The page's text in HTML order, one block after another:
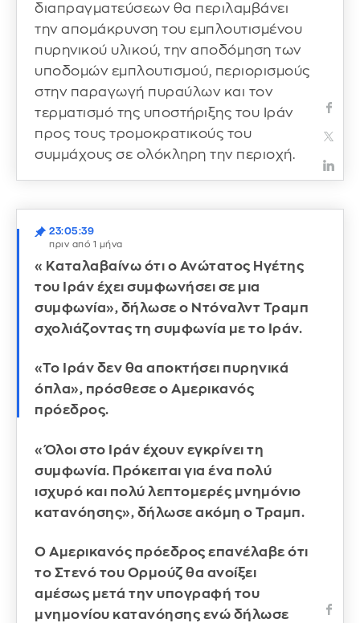
διαπραγματεύσεων θα περιλαμβάνει
την απομάκρυνση του εμπλουτισμένου
πυρηνικού υλικού, την αποδόμηση των
υποδομών εμπλουτισμού, περιορισμούς
στην παραγωγή πυραύλων και τον
τερματισμό της υποστήριξης του Ιράν
προς τους τρομοκρατικούς του
συμμάχους σε ολόκληρη την περιοχή.
23:05:39
πριν από 1 μήνα
«Καταλαβαίνω ότι ο Ανώτατος Ηγέτης
του Ιράν έχει συμφωνήσει σε μια
συμφωνία», δήλωσε ο Ντόναλντ Τραμπ
σχολιάζοντας τη συμφωνία με το Ιράν.
«Το Ιράν δεν θα αποκτήσει πυρηνικά
όπλα», πρόσθεσε ο Αμερικανός
πρόεδρος.
«Όλοι στο Ιράν έχουν εγκρίνει τη
συμφωνία. Πρόκειται για ένα πολύ
ισχυρό και πολύ λεπτομερές μνημόνιο
κατανόησης», δήλωσε ακόμη ο Τραμπ.
Ο Αμερικανός πρόεδρος επανέλαβε ότι
το Στενό του Ορμούζ θα ανοίξει
αμέσως μετά την υπογραφή του
μνημονίου κατανόησης ενώ δήλωσε